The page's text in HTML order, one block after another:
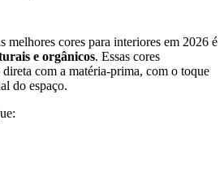
melhores cores para interiores em 2026 é
e orgânicos. Essas cores
direta com a matéria-prima, com o toque
do espaço.